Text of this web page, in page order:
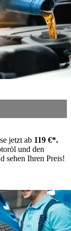
jetzt ab 119 €*.
und den
sehen Ihren Preis!